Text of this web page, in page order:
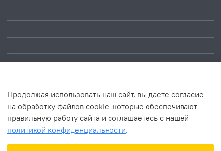
В корзину
Адрес: Москва, ул.
Продолжая использовать наш сайт, вы даете согласие
на обработку файлов cookie, которые обеспечивают
правильную работу сайта и соглашаетесь с нашей
политикой конфиденциальности.